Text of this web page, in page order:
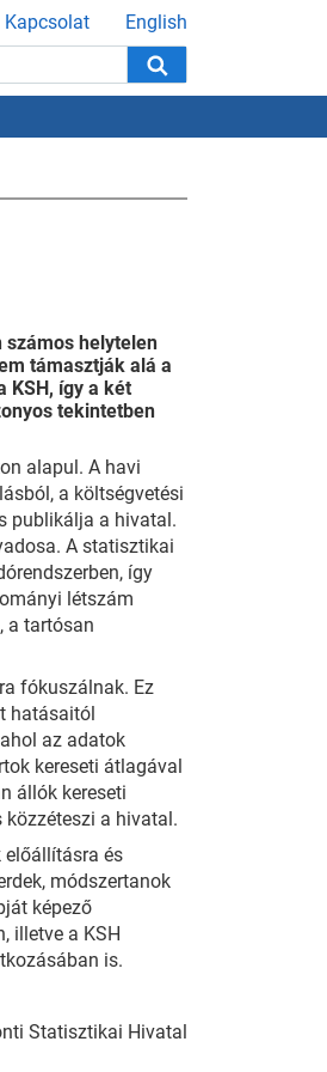
Kapcsolat English
számos helytelen
támasztják alá a
KSH, így a két
tekintetben
alapul. A havi
a költségvetési
publikálja a hivatal.
A statisztikai
így
létszám
a tartósan
fókuszálnak. Ez
hatásaitól
az adatok
kereseti átlagával
állók kereseti
a hivatal.
előállításra és
módszertanok
képező
illetve a KSH
is.
Statisztikai Hivatal